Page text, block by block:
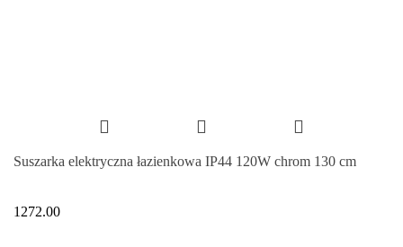
Suszarka elektryczna łazienkowa IP44 120W chrom 130 cm
1272.00